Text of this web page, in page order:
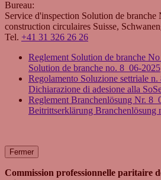
Bureau:
Service d'inspection Solution de
construction circulaires Suisse,
Tel. +41 31 326 26 26
Reglement Solution de branche
Solution de branche no. 8_06-2025
Regolamento Soluzione settriale
Dichiarazione di adesione alla
Reglement Branchenlösung Nr.
Beitrittserklärung Branchenlösung
Fermer
Commission professionnelle paritaire